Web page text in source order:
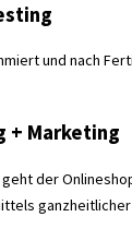
und nach
+ Marketing
der